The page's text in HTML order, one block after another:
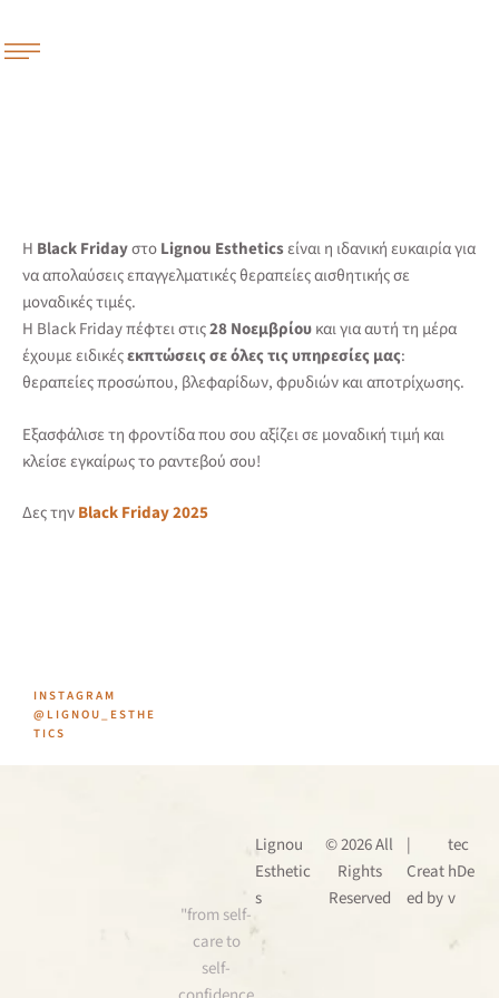
Η Black FridayστοLignou Estheticsείναι η ιδανική ευκαιρία για
να απολαύσεις επαγγελματικές θεραπείες αισθητικής σε
μοναδικές τιμές.
Η Black Friday πέφτει στις28 Νοεμβρίουκαι για αυτή τη μέρα
έχουμε ειδικέςεκπτώσεις σε όλες τις υπηρεσίες μας:
θεραπείες προσώπου, βλεφαρίδων, φρυδιών και αποτρίχωσης.
Εξασφάλισε τη φροντίδα που σου αξίζει σε μοναδική τιμή και
κλείσε εγκαίρως το ραντεβού σου!
Δες τηνBlack Friday 2025
INSTAGRAM
@LIGNOU_ESTHE
TICS
"from self-
care to
self-
Lignou
Esthetic
s
© 2026 All
Rights
Reserved
|
Creat
ed by
tec
hDe
v